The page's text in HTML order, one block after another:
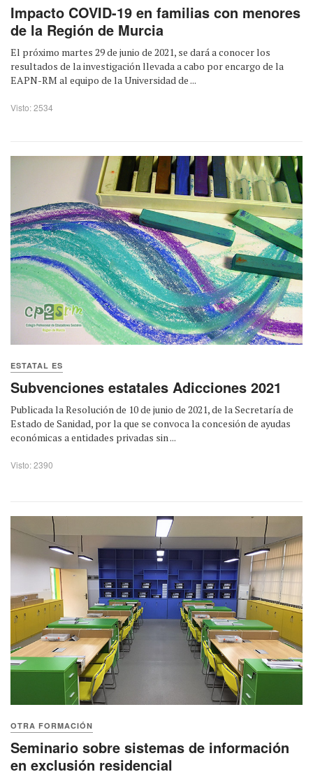
Impacto COVID-19 en familias con menores
de la Región de Murcia
El próximo martes 29 de junio de 2021, se dará a conocer los
resultados de la investigación llevada a cabo por encargo de la
EAPN-RM al equipo de la Universidad de ...
Visto: 2534
ESTATAL ES
Subvenciones estatales Adicciones 2021
Publicada la Resolución de 10 de junio de 2021, de la Secretaría de
Estado de Sanidad, por la que se convoca la concesión de ayudas
económicas a entidades privadas sin ...
Visto: 2390
OTRA FORMACIÓN
Seminario sobre sistemas de información
en exclusión residencial